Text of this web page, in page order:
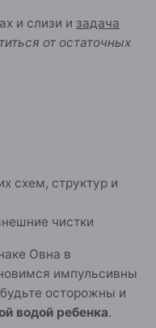
и слизи и задача
от остаточных
схем, структур и
чистки
Овна в
импульсивны
осторожны и
водой ребенка.